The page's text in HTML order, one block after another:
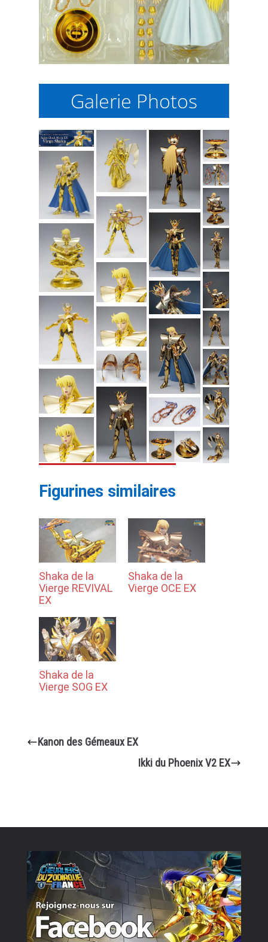
Galerie Photos
Figurines similaires
Shaka de la
Vierge REVIVAL
EX
Shaka de la
Vierge OCE EX
Shaka de la
Vierge SOG EX
Kanon des Gémeaux EX
Ikki du Phoenix V2 EX